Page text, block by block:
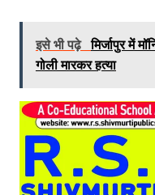
इसे भी पढ़े मिर्जापुर में
गोली मारकर हत्या